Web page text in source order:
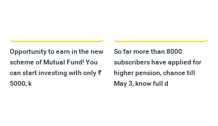
Opportunity to earn in the new
scheme of Mutual Fund! You
can start investing with only ₹
5000, k
So far more than 8000
subscribers have applied for
higher pension, chance till
May 3, know full d